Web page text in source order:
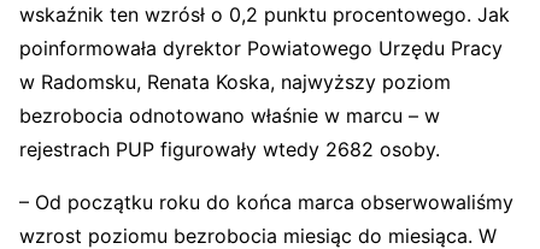
wskaźnik ten wzrósł o 0,2 punktu procentowego. Jak
poinformowała dyrektor Powiatowego Urzędu Pracy
w Radomsku, Renata Koska, najwyższy poziom
bezrobocia odnotowano właśnie w marcu – w
rejestrach PUP figurowały wtedy 2682 osoby.
– Od początku roku do końca marca obserwowaliśmy
wzrost poziomu bezrobocia miesiąc do miesiąca. W